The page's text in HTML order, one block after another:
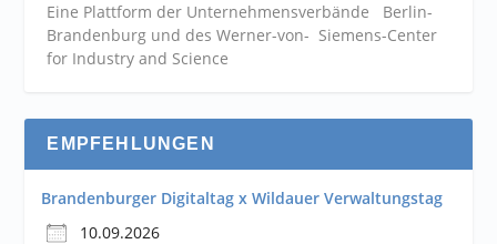
Eine Plattform der Unternehmensverbände Berlin-
Brandenburg und des Werner-von- Siemens-Center
for Industry and Science
EMPFEHLUNGEN
Brandenburger Digitaltag x Wildauer Verwaltungstag
10.09.2026